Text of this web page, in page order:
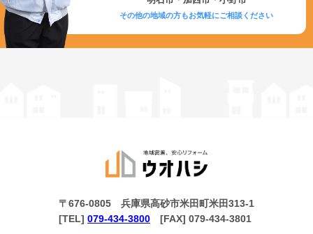
その他の地域の方もお気軽にご相談ください
〒676-0805 兵庫県高砂市米田町米田313-1
[TEL] 079-434-3800 [FAX] 079-434-3801